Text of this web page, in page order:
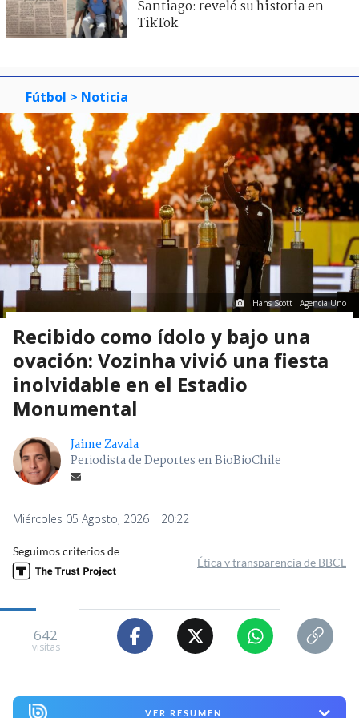
Santiago: reveló su historia en
TikTok
Fútbol > Noticia
Hans Scott I Agencia Uno
Recibido como ídolo y bajo una
ovación: Vozinha vivió una fiesta
inolvidable en el Estadio
Monumental
Jaime Zavala
Periodista de Deportes en BioBioChile
Miércoles 05 Agosto, 2026 | 20:22
Seguimos criterios de
Ética y transparencia de BBCL
642
visitas
VER RESUMEN